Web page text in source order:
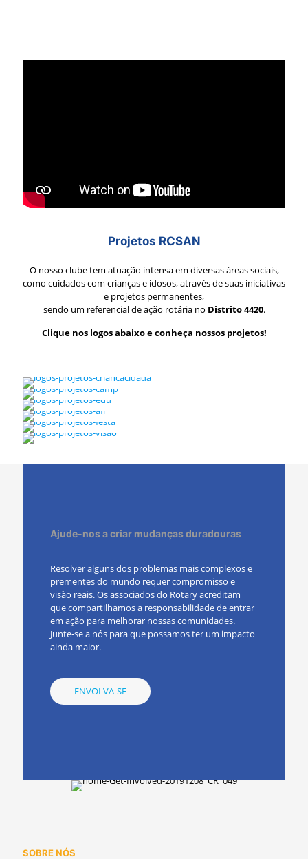
Projetos RCSAN
O nosso clube tem atuação intensa em diversas áreas sociais,
como cuidados com crianças e idosos, através de suas iniciativas
e projetos permanentes,
sendo um referencial de ação rotária no Distrito 4420.
Clique nos logos abaixo e conheça nossos projetos!
Ajude-nos a criar mudanças duradouras
Resolver alguns dos problemas mais complexos e
prementes do mundo requer compromisso e
visão reais. Os associados do Rotary acreditam
que compartilhamos a responsabilidade de entrar
em ação para melhorar nossas comunidades.
Junte-se a nós para que possamos ter um impacto
ainda maior.
ENVOLVA-SE
SOBRE NÓS